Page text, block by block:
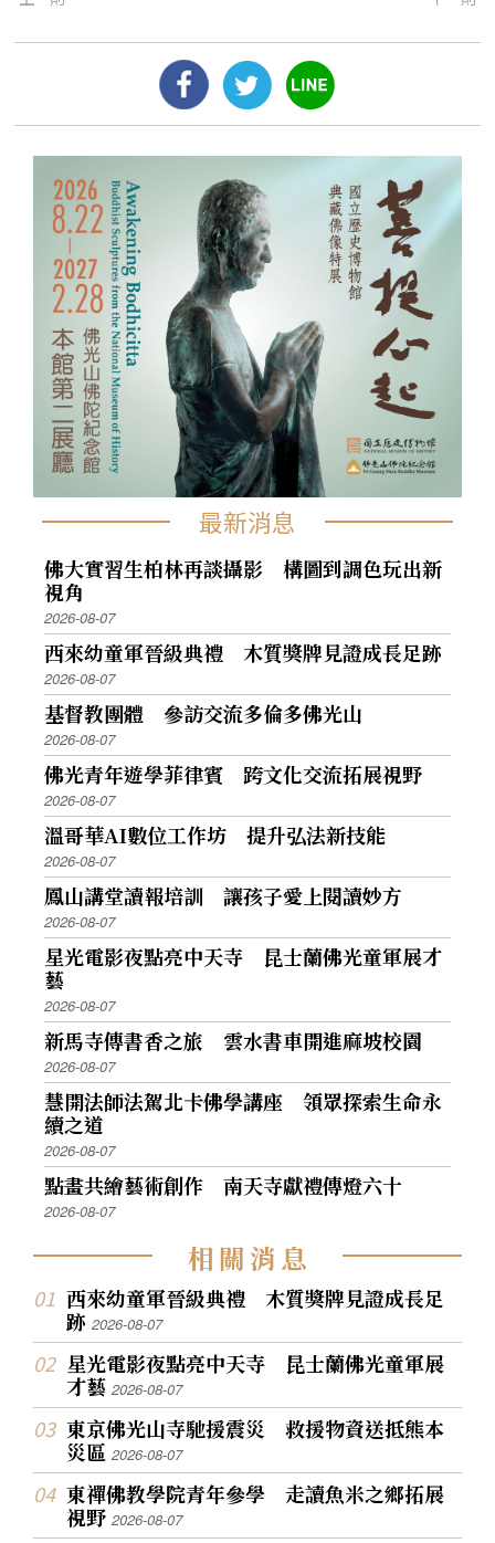
最新消息
佛大實習生柏林再談攝影 構圖到調色玩出新
視角
2026-08-07
西來幼童軍晉級典禮 木質獎牌見證成長足跡
2026-08-07
基督教團體 參訪交流多倫多佛光山
2026-08-07
佛光青年遊學菲律賓 跨文化交流拓展視野
2026-08-07
溫哥華AI數位工作坊 提升弘法新技能
2026-08-07
鳳山講堂讀報培訓 讓孩子愛上閱讀妙方
2026-08-07
星光電影夜點亮中天寺 昆士蘭佛光童軍展才
藝
2026-08-07
新馬寺傳書香之旅 雲水書車開進麻坡校園
2026-08-07
慧開法師法駕北卡佛學講座 領眾探索生命永
續之道
2026-08-07
點畫共繪藝術創作 南天寺獻禮傳燈六十
2026-08-07
相關消息
西來幼童軍晉級典禮 木質獎牌見證成長足
跡2026-08-07
星光電影夜點亮中天寺 昆士蘭佛光童軍展
才藝2026-08-07
東京佛光山寺馳援震災 救援物資送抵熊本
災區2026-08-07
東禪佛教學院青年參學 走讀魚米之鄉拓展
視野2026-08-07